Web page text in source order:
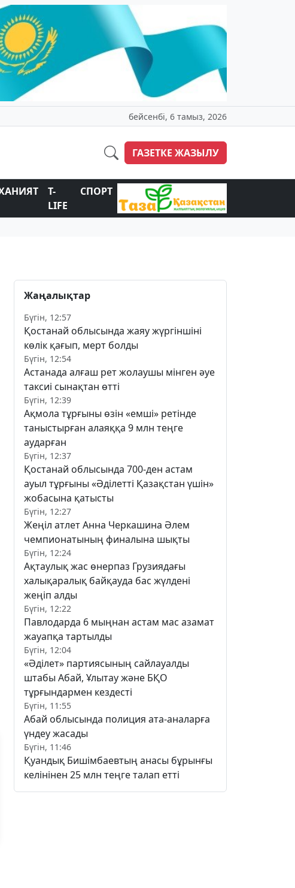
бейсенбі, 6 тамыз, 2026
ГАЗЕТКЕ ЖАЗЫЛУ
T-
LIFE
СПОРТ
Жаңалықтар
Бүгін, 12:57
Қостанай облысында жаяу жүргіншіні
көлік қағып, мерт болды
Бүгін, 12:54
Астанада алғаш рет жолаушы мінген әуе
таксиі сынақтан өтті
Бүгін, 12:39
Ақмола тұрғыны өзін «емші» ретінде
таныстырған алаяққа 9 млн теңге
аударған
Бүгін, 12:37
Қостанай облысында 700-ден астам
ауыл тұрғыны «Әділетті Қазақстан үшін»
жобасына қатысты
Бүгін, 12:27
Жеңіл атлет Анна Черкашина Әлем
чемпионатының финалына шықты
Бүгін, 12:24
Ақтаулық жас өнерпаз Грузиядағы
халықаралық байқауда бас жүлдені
жеңіп алды
Бүгін, 12:22
Павлодарда 6 мыңнан астам мас азамат
жауапқа тартылды
Бүгін, 12:04
«Әділет» партиясының сайлауалды
штабы Абай, Ұлытау және БҚО
тұрғындармен кездесті
Бүгін, 11:55
Абай облысында полиция ата-аналарға
үндеу жасады
Бүгін, 11:46
Қуандық Бишімбаевтың анасы бұрынғы
келінінен 25 млн теңге талап етті